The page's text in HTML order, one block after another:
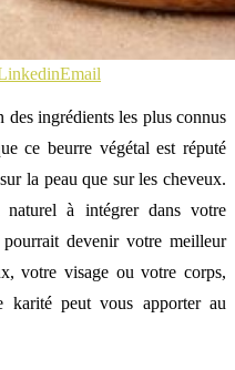
Email
des ingrédients les plus connus
ce beurre végétal est réputé
la peau que sur les cheveux.
à intégrer dans votre
devenir votre meilleur
votre visage ou votre corps,
peut vous apporter au